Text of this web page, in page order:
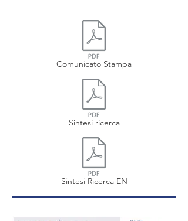
Comunicato Stampa
Sintesi ricerca
Sintesi Ricerca EN